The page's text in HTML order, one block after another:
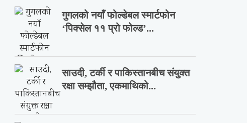
गुगलको नयाँ फोल्डेबल स्मार्टफोन
‘पिक्सेल ११ प्रो फोल्ड’...
साउदी, टर्की र पाकिस्तानबीच संयुक्त
रक्षा सम्झौता, एकमाथिको...